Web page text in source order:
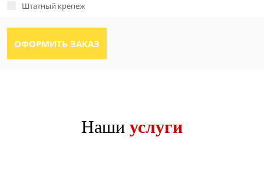
Штатный крепеж
Наши услуги